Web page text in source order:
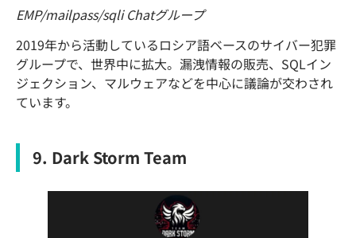
EMP/mailpass/sqli Chatグループ
2019年から活動しているロシア語ベースのサイバー犯罪
グループで、世界中に拡大。漏洩情報の販売、SQLイン
ジェクション、マルウェアなどを中心に議論が交わされ
ています。
9. Dark Storm Team